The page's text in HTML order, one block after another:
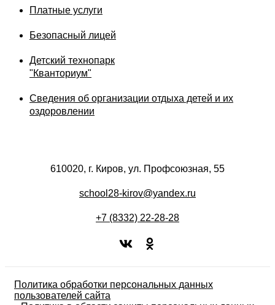
Платные услуги
Безопасный лицей
Детский технопарк
"Кванториум"
Сведения об организации отдыха детей и их
оздоровлении
610020, г. Киров, ул. Профсоюзная, 55
school28-kirov@yandex.ru
+7 (8332) 22-28-28
Политика обработки персональных данных
пользователей сайта